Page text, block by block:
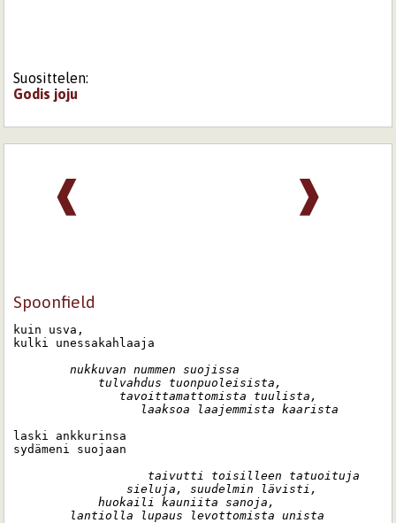
Suosittelen:
Godis joju
❱
❰
Spoonfield
kuin usva,
kulki unessakahlaaja
        nukkuvan nummen suojissa
            tulvahdus tuonpuoleisista,
               tavoittamattomista tuulista,
                  laaksoa laajemmista kaarista
laski ankkurinsa
sydämeni suojaan
                   taivutti toisilleen tatuoituja
sieluja, suudelmin lävisti,
            huokaili kauniita sanoja,
        lantiolla lupaus levottomista unista